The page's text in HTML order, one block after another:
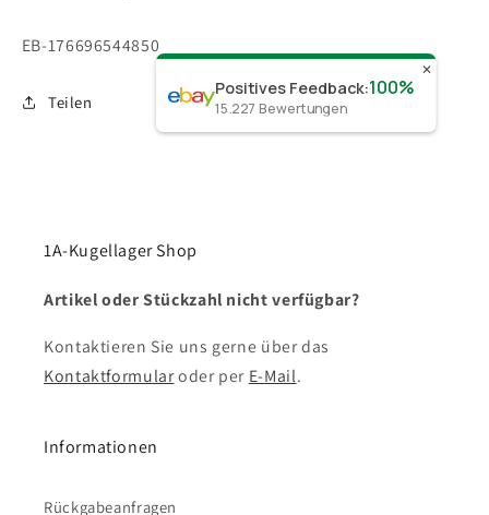
SKU:
EB-176696544850
Teilen
✕
Positives Feedback:100%
15.227 Bewertungen
1A-Kugellager Shop
Artikel oder Stückzahl nicht verfügbar?
Kontaktieren Sie uns gerne über das
Kontaktformularoder per E-Mail.
Informationen
Rückgabeanfragen